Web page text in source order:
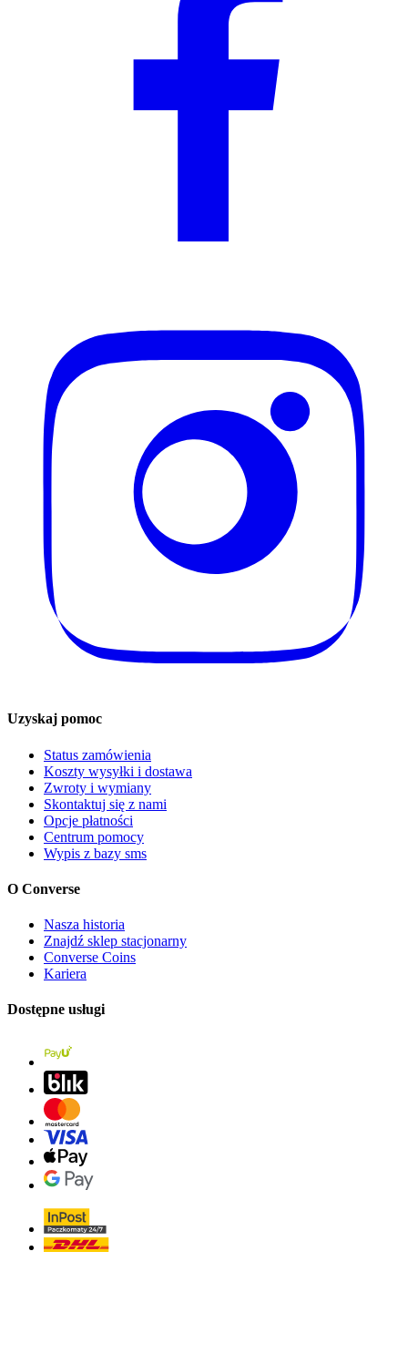
Uzyskaj pomoc
Status zamówienia
Koszty wysyłki i dostawa
Zwroty i wymiany
Skontaktuj się z nami
Opcje płatności
Centrum pomocy
Wypis z bazy sms
O Converse
Nasza historia
Znajdź sklep stacjonarny
Converse Coins
Kariera
Dostępne usługi